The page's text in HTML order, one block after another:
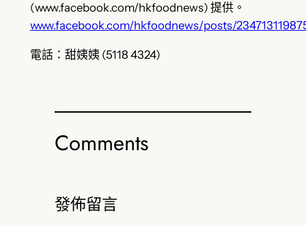
(www.facebook.com/hkfoodnews) 提供。
www.facebook.com/hkfoodnews/posts/
電話：甜姨姨 (5118 4324)
Comments
發佈留言